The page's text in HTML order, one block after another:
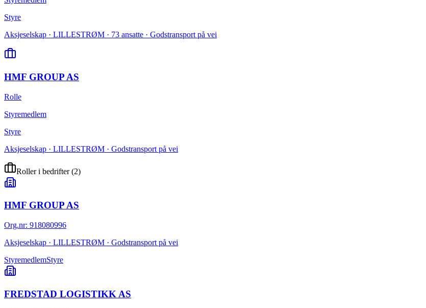
Styre
Aksjeselskap · LILLESTRØM · 73 ansatte · Godstransport på vei
HMF GROUP AS
Rolle
Styremedlem
Styre
Aksjeselskap · LILLESTRØM · Godstransport på vei
Roller i bedrifter(2)
HMF GROUP AS
Org.nr: 918080996
Aksjeselskap · LILLESTRØM · Godstransport på vei
StyremedlemStyre
FREDSTAD LOGISTIKK AS